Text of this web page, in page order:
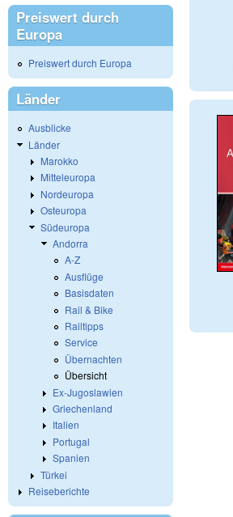
Preiswert durch
Europa
Preiswert durch Europa
Länder
Ausblicke
Länder
Marokko
Mitteleuropa
Nordeuropa
Osteuropa
Südeuropa
Andorra
A-Z
Ausflüge
Basisdaten
Rail & Bike
Railtipps
Service
Übernachten
Übersicht
Ex-Jugoslawien
Griechenland
Italien
Portugal
Spanien
Türkei
Reiseberichte